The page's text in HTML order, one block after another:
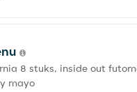
8 stuks, inside out
mayo